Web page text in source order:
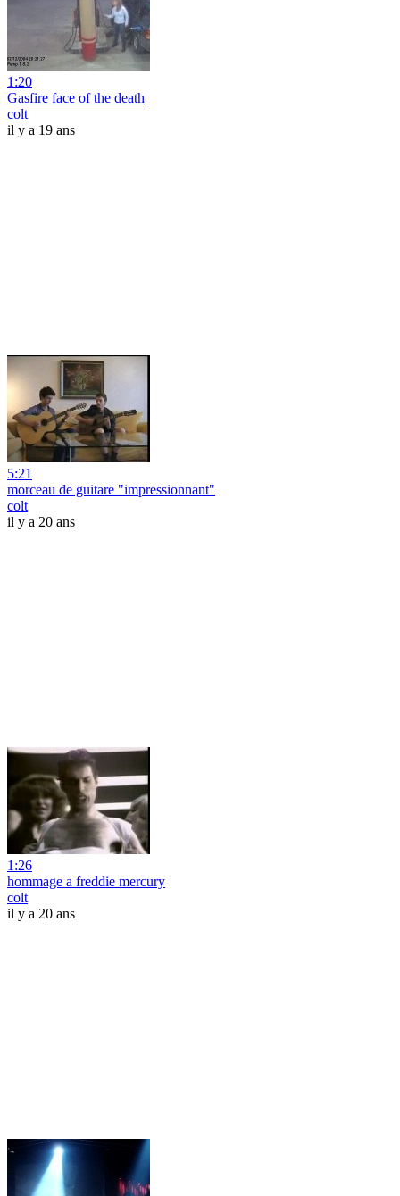
1:20
Gasfire face of the death
colt
il y a 19 ans
5:21
morceau de guitare "impressionnant"
colt
il y a 20 ans
1:26
hommage a freddie mercury
colt
il y a 20 ans